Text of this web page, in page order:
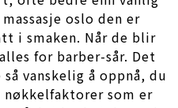
oslo den er
i smaken. Når de blir
for barber-sår. Det
vanskelig å oppnå, du
nøkkelfaktorer som er